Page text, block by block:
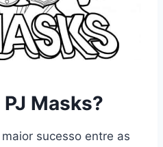
Masks?
sucesso entre as